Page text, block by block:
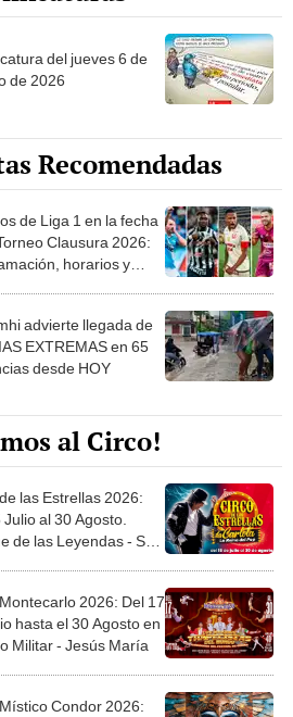
del jueves 6 de
de 2026
Recomendadas
de Liga 1 en la fecha
Clausura 2026:
horarios y
advierte llegada de
EXTREMAS en 65
desde HOY
al Circo!
las Estrellas 2026:
Julio al 30 Agosto.
de las Leyendas - San
2026: Del 17
hasta el 30 Agosto en
Militar - Jesús María
Condor 2026: